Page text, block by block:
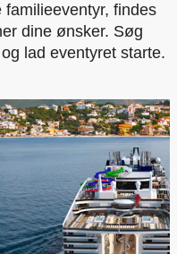
familieeventyr, findes
dine ønsker. Søg
lad eventyret starte.